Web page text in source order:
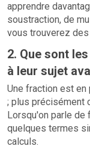
apprendre
soustraction, de
vous trouverez
2. Que sont
à leur sujet
Une fraction est en
; plus précisément
Lorsqu'on parle
quelques termes
calculs.